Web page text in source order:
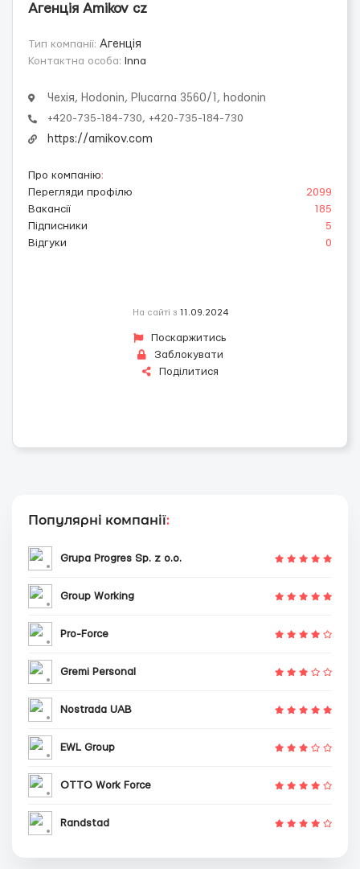
Агенція Amikov cz
Тип компанії: Агенція
Контактна особа: Inna
Чехія, Hodonin, Plucarna 3560/1, hodonin
+420-735-184-730, +420-735-184-730
https://amikov.com
Про компанію:
Перегляди профілю
2099
Вакансії
185
Підписники
5
Відгуки
0
На сайті з 11.09.2024
Поскаржитись
Заблокувати
Поділитися
Популярні компанії:
Grupa Progres Sp. z o.o.
Group Working
Pro-Force
Gremi Personal
Nostrada UAB
EWL Group
OTTO Work Force
Randstad